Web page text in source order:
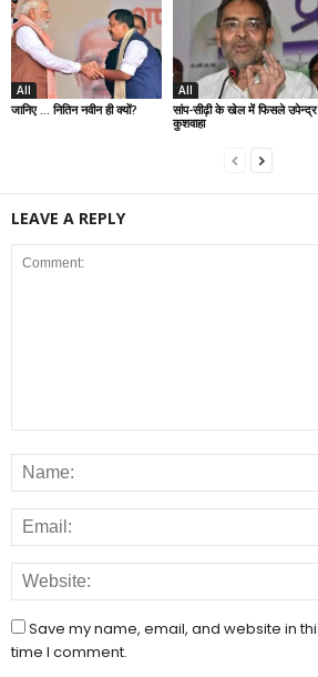
All
जानिए … नितिन नवीन ही क्यों?
All
सांप-सीढ़ी के खेल में फिसले उपेन्द्र
कुशवाहा
LEAVE A REPLY
Save my name, email, and website in
time I comment.